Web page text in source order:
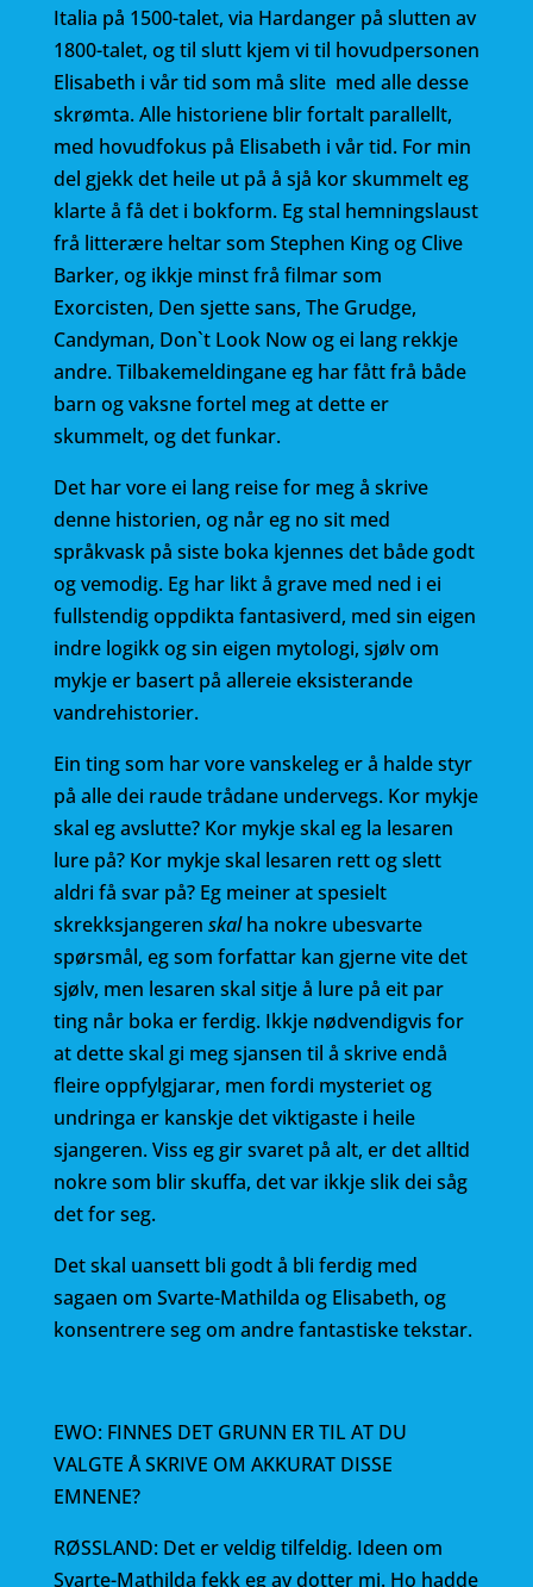
Italia på 1500-talet, via Hardanger på slutten av
1800-talet, og til slutt kjem vi til hovudpersonen
Elisabeth i vår tid som må slite med alle desse
skrømta. Alle historiene blir fortalt parallellt,
med hovudfokus på Elisabeth i vår tid. For min
del gjekk det heile ut på å sjå kor skummelt eg
klarte å få det i bokform. Eg stal hemningslaust
frå litterære heltar som Stephen King og Clive
Barker, og ikkje minst frå filmar som
Exorcisten, Den sjette sans, The Grudge,
Candyman, Don`t Look Now og ei lang rekkje
andre. Tilbakemeldingane eg har fått frå både
barn og vaksne fortel meg at dette er
skummelt, og det funkar.
Det har vore ei lang reise for meg å skrive
denne historien, og når eg no sit med
språkvask på siste boka kjennes det både godt
og vemodig. Eg har likt å grave med ned i ei
fullstendig oppdikta fantasiverd, med sin eigen
indre logikk og sin eigen mytologi, sjølv om
mykje er basert på allereie eksisterande
vandrehistorier.
Ein ting som har vore vanskeleg er å halde styr
på alle dei raude trådane undervegs. Kor mykje
skal eg avslutte? Kor mykje skal eg la lesaren
lure på? Kor mykje skal lesaren rett og slett
aldri få svar på? Eg meiner at spesielt
skrekksjangeren skalha nokre ubesvarte
spørsmål, eg som forfattar kan gjerne vite det
sjølv, men lesaren skal sitje å lure på eit par
ting når boka er ferdig. Ikkje nødvendigvis for
at dette skal gi meg sjansen til å skrive endå
fleire oppfylgjarar, men fordi mysteriet og
undringa er kanskje det viktigaste i heile
sjangeren. Viss eg gir svaret på alt, er det alltid
nokre som blir skuffa, det var ikkje slik dei såg
det for seg.
Det skal uansett bli godt å bli ferdig med
sagaen om Svarte-Mathilda og Elisabeth, og
konsentrere seg om andre fantastiske tekstar.
EWO: FINNES DET GRUNN ER TIL AT DU
VALGTE Å SKRIVE OM AKKURAT DISSE
EMNENE?
RØSSLAND: Det er veldig tilfeldig. Ideen om
Svarte-Mathilda fekk eg av dotter mi. Ho hadde